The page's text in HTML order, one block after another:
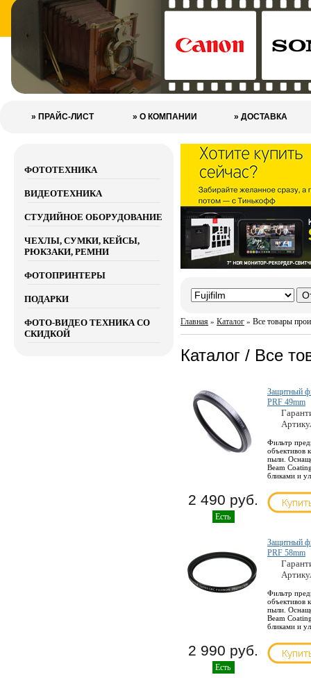
» ПРАЙС-ЛИСТ » О КОМПАНИИ » ДОСТАВКА
ФОТОТЕХНИКА
ВИДЕОТЕХНИКА
СТУДИЙНОЕ ОБОРУДОВАНИЕ
ЧЕХЛЫ, СУМКИ, КЕЙСЫ,
РЮКЗАКИ, РЕМНИ
ФОТОПРИНТЕРЫ
ПОДАРКИ
ФОТО-ВИДЕО ТЕХНИКА СО
СКИДКОЙ
Главная » Каталог » Все товары
Каталог / Все
Защитный
PRF 49mm
Фильтр
объективов
пыли.
Beam
бликами и
2 490 руб.
Есть
Защитный
PRF 58mm
Фильтр
объективов
пыли.
Beam
бликами и
2 990 руб.
Есть